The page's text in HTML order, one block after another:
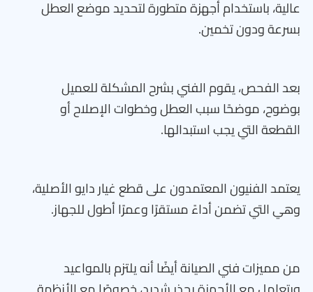
عالية، باستخدام أجهزة متطورة لتحديد موضع العطل
بسرعة ودون تخمين.
بعد الفحص، يقوم الفني بشرح المشكلة للعميل
بوضوح، موضحًا سبب العطل وخطوات الإصلاح أو
القطعة التي يجب استبدالها.
يعتمد الفنيون المعتمدون على قطع غيار دايو الأصلية،
وهي التي تضمن أداءً مستقرًا وعمرًا أطول للجهاز.
من مميزات فني الصيانة أيضًا أنه يلتزم بالمواعيد